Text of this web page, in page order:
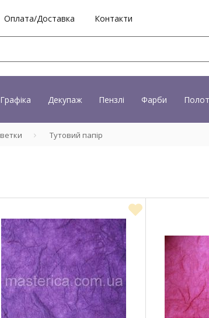
Оплата/Доставка Контакти
Графіка Декупаж Пензлі Фарби
Тутовий папір